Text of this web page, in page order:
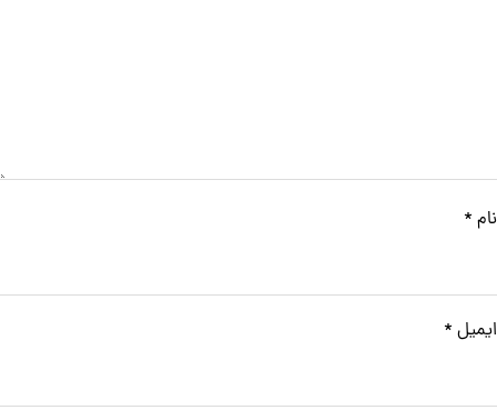
نام *
ایمیل *